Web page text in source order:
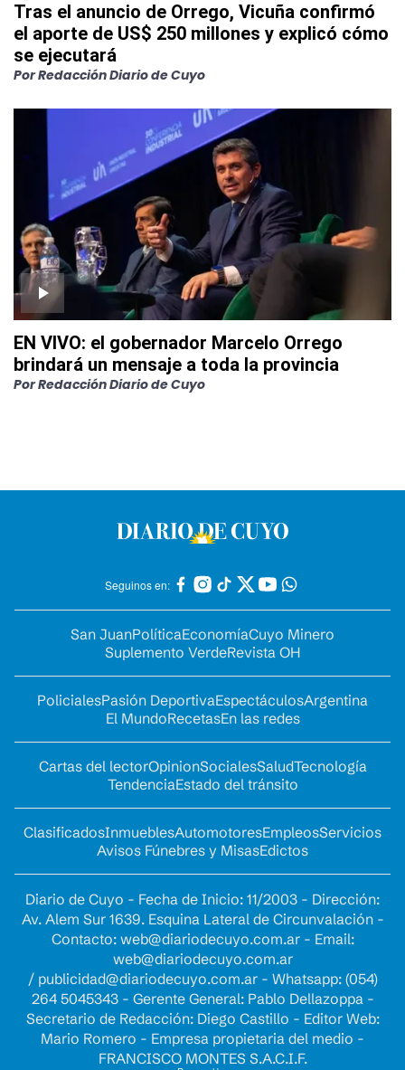
Tras el anuncio de Orrego, Vicuña confirmó
el aporte de US$ 250 millones y explicó cómo
se ejecutará
PorRedacción Diario de Cuyo
EN VIVO: el gobernador Marcelo Orrego
brindará un mensaje a toda la provincia
PorRedacción Diario de Cuyo
Seguinos en:
San JuanPolíticaEconomíaCuyo Minero
Suplemento VerdeRevista OH
PolicialesPasión DeportivaEspectáculosArgentina
El MundoRecetasEn las redes
Cartas del lectorOpinionSocialesSaludTecnología
TendenciaEstado del tránsito
ClasificadosInmueblesAutomotoresEmpleosServicios
Avisos Fúnebres y MisasEdictos
Diario de Cuyo - Fecha de Inicio: 11/2003 - Dirección:
Av. Alem Sur 1639. Esquina Lateral de Circunvalación -
Contacto: web@diariodecuyo.com.ar- Email:
web@diariodecuyo.com.ar
/ publicidad@diariodecuyo.com.ar- Whatsapp: (054)
264 5045343 - Gerente General: Pablo Dellazoppa -
Secretario de Redacción: Diego Castillo - Editor Web:
Mario Romero - Empresa propietaria del medio -
FRANCISCO MONTES S.A.C.I.F.